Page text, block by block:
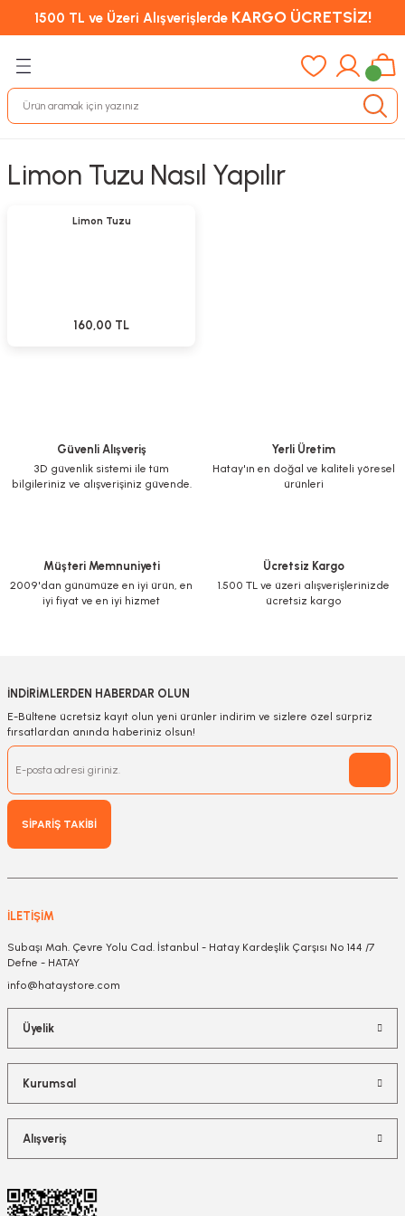
1500 TL ve Üzeri Alışverişlerde KARGO ÜCRETSİZ!
Limon Tuzu Nasıl Yapılır
Limon Tuzu
160,00 TL
Güvenli Alışveriş
3D güvenlik sistemi ile tüm
bilgileriniz ve alışverişiniz güvende.
Yerli Üretim
Hatay'ın en doğal ve kaliteli yöresel
ürünleri
Müşteri Memnuniyeti
2009'dan günümüze en iyi ürün, en
iyi fiyat ve en iyi hizmet
Ücretsiz Kargo
1.500 TL ve üzeri alışverişlerinizde
ücretsiz kargo
İNDİRİMLERDEN HABERDAR OLUN
E-Bültene ücretsiz kayıt olun yeni ürünler indirim ve sizlere özel sürpriz
fırsatlardan anında haberiniz olsun!
SİPARİŞ TAKİBİ
İLETİŞİM
Subaşı Mah. Çevre Yolu Cad. İstanbul - Hatay Kardeşlik Çarşısı No 144 /7
Defne - HATAY
info@hataystore.com
Üyelik
Kurumsal
Alışveriş